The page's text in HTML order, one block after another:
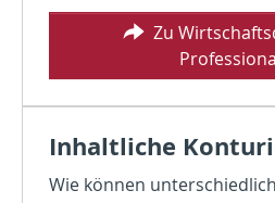
Zu
Inhaltliche
Wie können